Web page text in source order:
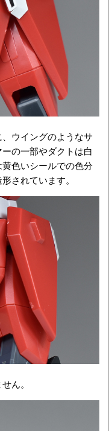
ウイングのようなサ
の一部やダクトは白
色いシールでの色分
されています。
ん。